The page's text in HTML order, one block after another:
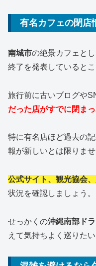
有名カフェの閉店
南城市の絶景カフェと
終了を発表しているとこ
旅行前に古いブログや
だった店がすでに閉ま
特に有名店ほど過去の
報が新しいとは限りませ
公式サイト、観光協会
状況を確認しましょう。
せっかくの沖縄南部ド
えて気持ちよく巡りたい